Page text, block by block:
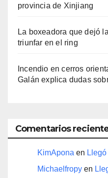
provincia de Xinjiang
La boxeadora que dejó
triunfar en el ring​
Incendio en cerros
Galán explica dudas
Comentarios
KimApona en
Michaelfropy en